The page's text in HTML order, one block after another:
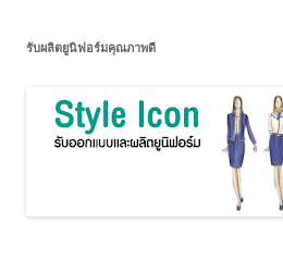
รับผลิตยูนิฟอร์มคุณภาพดี